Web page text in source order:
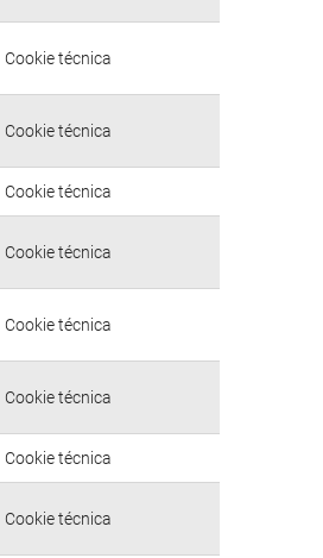
Cookie técnica
Cookie técnica
Cookie técnica
Cookie técnica
Cookie técnica
Cookie técnica
Cookie técnica
Cookie técnica